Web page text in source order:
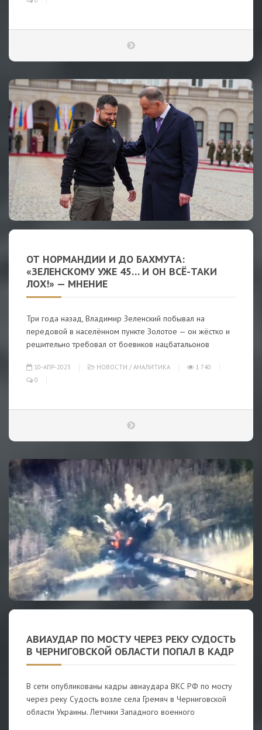
ОТ НОРМАНДИИ И ДО БАХМУТА:
«ЗЕЛЕНСКОМУ УЖЕ 45… И ОН ВСЁ-ТАКИ
ЛОХ!» — МНЕНИЕ
Три года назад, Владимир Зеленский побывал на
передовой в населённом пункте Золотое — он жёстко и
решительно требовал от боевиков нацбатальонов
10-АПР-2023 НОВОСТИ / АНАЛИТИКА
1 740
0
АВИАУДАР ПО МОСТУ ЧЕРЕЗ РЕКУ СУДОСТЬ
В ЧЕРНИГОВСКОЙ ОБЛАСТИ ПОПАЛ В КАДР
В сети опубликованы кадры авиаудара ВКС РФ по мосту
через реку Судость возле села Гремяч в Черниговской
области Украины. Летчики Западного военного